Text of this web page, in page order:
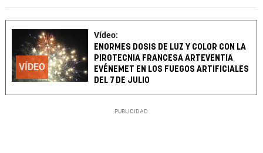
VÍDEO
Vídeo:
ENORMES DOSIS DE LUZ Y COLOR CON LA
PIROTECNIA FRANCESA ARTEVENTIA
EVÉNEMET EN LOS FUEGOS ARTIFICIALES
DEL 7 DE JULIO